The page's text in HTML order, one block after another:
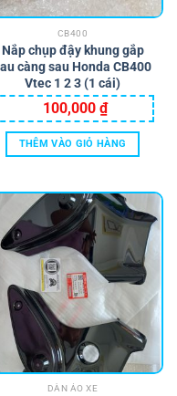
thể
được
chọn
trên
trang
sản
phẩm
CB400
Nắp chụp đậy khung gắp
càng sau Honda CB400
Vtec 1 2 3 (1 cái)
100,000 ₫
THÊM VÀO GIỎ HÀNG
DÀN ÁO XE